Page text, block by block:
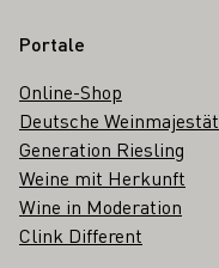
Portale
Online-Shop
Deutsche Weinmajestät
Generation Riesling
Weine mit Herkunft
Wine in Moderation
Clink Different